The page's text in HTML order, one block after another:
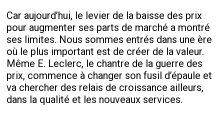
Car aujourd’hui, le levier de la baisse des prix
pour augmenter ses parts de marché a montré
ses limites. Nous sommes entrés dans une ère
où le plus important est de créer de la valeur.
Même E. Leclerc, le chantre de la guerre des
prix, commence à changer son fusil d’épaule et
va chercher des relais de croissance ailleurs,
dans la qualité et les nouveaux services.